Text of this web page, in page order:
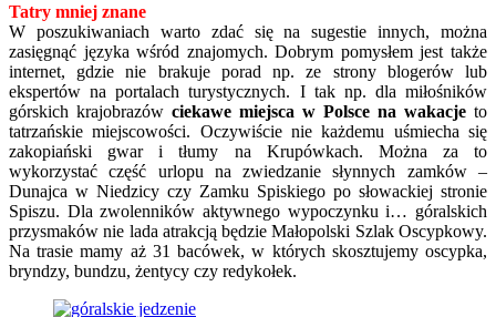
Tatry mniej znane
W poszukiwaniach warto zdać się na sugestie innych, można
zasięgnąć języka wśród znajomych. Dobrym pomysłem jest także
internet, gdzie nie brakuje porad np. ze strony blogerów lub
ekspertów na portalach turystycznych. I tak np. dla miłośników
górskich krajobrazów ciekawe miejsca w Polsce na wakacje to
tatrzańskie miejscowości. Oczywiście nie każdemu uśmiecha się
zakopiański gwar i tłumy na Krupówkach. Można za to
wykorzystać część urlopu na zwiedzanie słynnych zamków –
Dunajca w Niedzicy czy Zamku Spiskiego po słowackiej stronie
Spiszu. Dla zwolenników aktywnego wypoczynku i… góralskich
przysmaków nie lada atrakcją będzie Małopolski Szlak Oscypkowy.
Na trasie mamy aż 31 bacówek, w których skosztujemy oscypka,
bryndzy, bundzu, żentycy czy redykołek.